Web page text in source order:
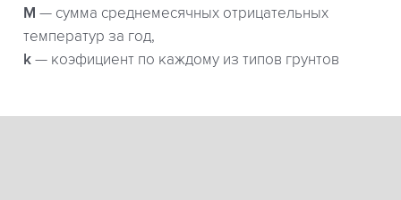
М — сумма среднемесячных отрицательных
температур за год,
k — коэфициент по каждому из типов грунтов